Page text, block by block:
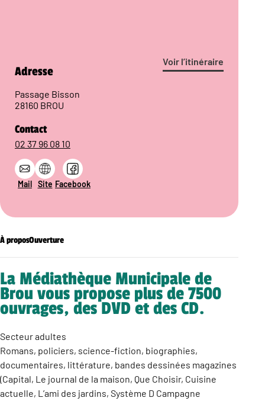
Voir l’itinéraire
Adresse
Passage Bisson
28160 BROU
Contact
02 37 96 08 10
Mail Site Facebook
À proposOuverture
La Médiathèque Municipale de
Brou vous propose plus de 7500
ouvrages, des DVD et des CD.
Secteur adultes
Romans, policiers, science-fiction, biographies,
documentaires, littérature, bandes dessinées magazines
(Capital, Le journal de la maison, Que Choisir, Cuisine
actuelle, L’ami des jardins, Système D Campagne